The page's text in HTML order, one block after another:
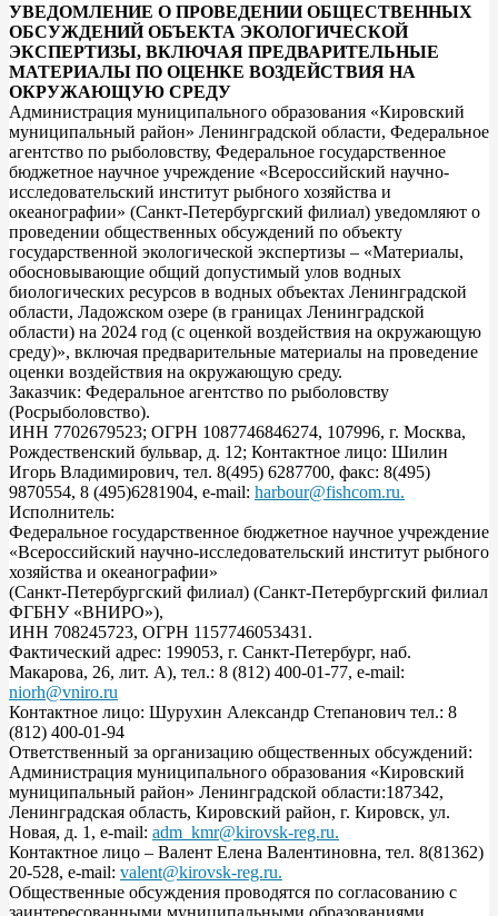
УВЕДОМЛЕНИЕ О ПРОВЕДЕНИИ ОБЩЕСТВЕННЫХ
ОБСУЖДЕНИЙ ОБЪЕКТА ЭКОЛОГИЧЕСКОЙ
ЭКСПЕРТИЗЫ, ВКЛЮЧАЯ ПРЕДВАРИТЕЛЬНЫЕ
МАТЕРИАЛЫ ПО ОЦЕНКЕ ВОЗДЕЙСТВИЯ НА
ОКРУЖАЮЩУЮ СРЕДУ
Администрация муниципального образования «Кировский
муниципальный район» Ленинградской области, Федеральное
агентство по рыболовству, Федеральное государственное
бюджетное научное учреждение «Всероссийский научно-
исследовательский институт рыбного хозяйства и
океанографии» (Санкт-Петербургский филиал) уведомляют о
проведении общественных обсуждений по объекту
государственной экологической экспертизы – «Материалы,
обосновывающие общий допустимый улов водных
биологических ресурсов в водных объектах Ленинградской
области, Ладожском озере (в границах Ленинградской
области) на 2024 год (с оценкой воздействия на окружающую
среду)», включая предварительные материалы на проведение
оценки воздействия на окружающую среду.
Заказчик: Федеральное агентство по рыболовству
(Росрыболовство).
ИНН 7702679523; ОГРН 1087746846274, 107996, г. Москва,
Рождественский бульвар, д. 12; Контактное лицо: Шилин
Игорь Владимирович, тел. 8(495) 6287700, факс: 8(495)
9870554, 8 (495)6281904, e-mail: harbour@fishcom.ru.
Исполнитель:
Федеральное государственное бюджетное научное учреждение
«Всероссийский научно-исследовательский институт рыбного
хозяйства и океанографии»
(Санкт-Петербургский филиал) (Санкт-Петербургский филиал
ФГБНУ «ВНИРО»),
ИНН 708245723, ОГРН 1157746053431.
Фактический адрес: 199053, г. Санкт-Петербург, наб.
Макарова, 26, лит. А), тел.: 8 (812) 400-01-77, e-mail:
niorh@vniro.ru
Контактное лицо: Шурухин Александр Степанович тел.: 8
(812) 400-01-94
Ответственный за организацию общественных обсуждений:
Администрация муниципального образования «Кировский
муниципальный район» Ленинградской области:187342,
Ленинградская область, Кировский район, г. Кировск, ул.
Новая, д. 1, е-mail: adm_kmr@kirovsk-reg.ru.
Контактное лицо – Валент Елена Валентиновна, тел. 8(81362)
20-528, е-mail: valent@kirovsk-reg.ru.
Общественные обсуждения проводятся по согласованию с
заинтересованными муниципальными образованиями